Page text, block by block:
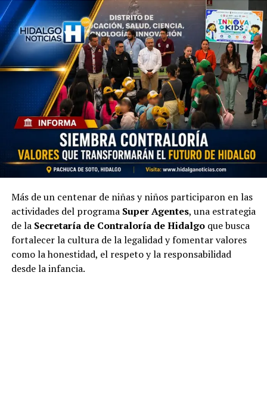
Más de un centenar de niñas y niños participaron en las
actividades del programa Super Agentes, una estrategia
de la Secretaría de Contraloría de Hidalgoque busca
fortalecer la cultura de la legalidad y fomentar valores
como la honestidad, el respeto y la responsabilidad
desde la infancia.